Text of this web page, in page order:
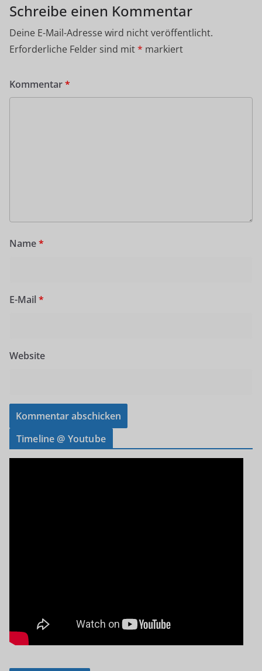
Schreibe einen Kommentar
Deine E-Mail-Adresse wird nicht veröffentlicht.
Erforderliche Felder sind mit* markiert
Kommentar*
Name*
E-Mail *
Website
Timeline @ Youtube